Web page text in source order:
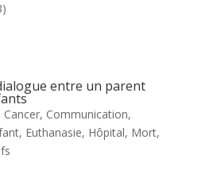
entre un parent
Cancer, Communication,
, Euthanasie, Hôpital, Mort,